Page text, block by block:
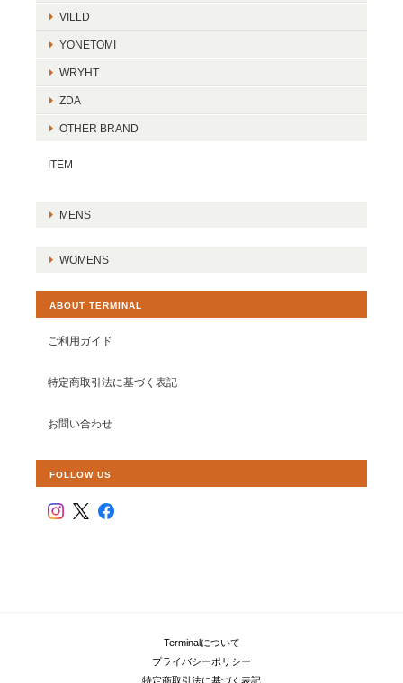
VILLD
YONETOMI
WRYHT
ZDA
OTHER BRAND
ITEM
MENS
WOMENS
ABOUT TERMINAL
ご利用ガイド
特定商取引法に基づく表記
お問い合わせ
FOLLOW US
Terminalについて
プライバシーポリシー
特定商取引法に基づく表記